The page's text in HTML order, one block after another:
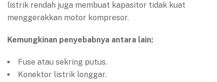
listrik rendah juga membuat kapasitor tidak kuat
menggerakkan motor kompresor.
Kemungkinan penyebabnya antara lain:
Fuse atau sekring putus.
Konektor listrik longgar.